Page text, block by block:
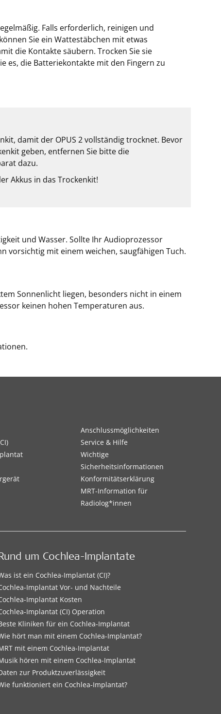
Falls erforderlich, reinigen und
Sie ein Wattestäbchen mit etwas
die Kontakte säubern. Trocken Sie sie
es, die Batteriekontakte mit den Fingern zu
damit der OPUS 2 vollständig trocknet. Bevor
geben, entfernen Sie bitte die
dazu.
Akkus in das Trockenkit!
und Wasser. Sollte Ihr Audioprozessor
vorsichtig mit einem weichen, saugfähigen Tuch.
Sonnenlicht liegen, besonders nicht in einem
keinen hohen Temperaturen aus.
Anschlussmöglichkeiten
Service & Hilfe
Wichtige
Sicherheitsinformationen
Konformitätserklärung
MRT-Information für
Radiolog*innen
um Cochlea-Implantate
ist ein Cochlea-Implantat (CI)?
Implantat Vor- und Nachteile
Implantat Kosten
Implantat (CI) Operation
Kliniken für ein Cochlea-Implantat
hört man mit einem Cochlea-Implantat?
mit einem Cochlea-Implantat
hören mit einem Cochlea-Implantat
zur Produktzuverlässigkeit
funktioniert ein Cochlea-Implantat?